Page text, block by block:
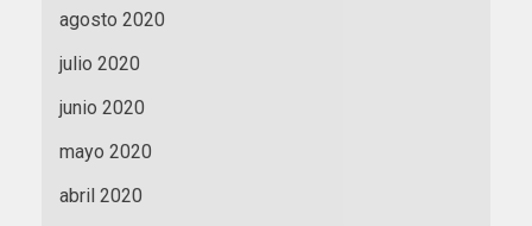
agosto 2020
julio 2020
junio 2020
mayo 2020
abril 2020